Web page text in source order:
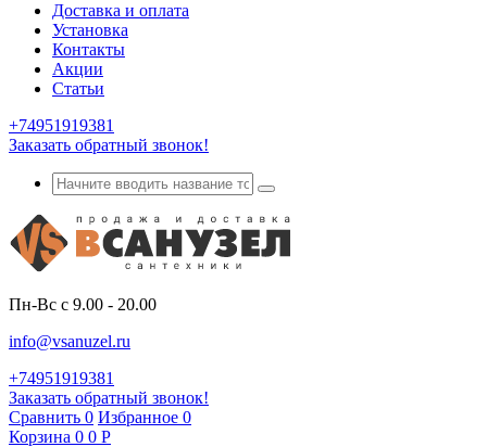
Доставка и оплата
Установка
Контакты
Акции
Статьи
+74951919381
Заказать обратный звонок!
Пн-Вс с 9.00 - 20.00
info@vsanuzel.ru
+74951919381
Заказать обратный звонок!
Сравнить 0 Избранное 0
Корзина 0 0 Р